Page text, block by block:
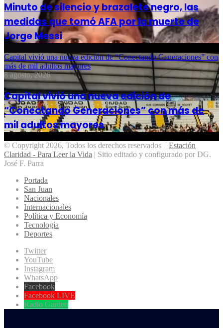
Minuto de silencio y brazalete negro, las
medidas que tomó AFA por la muerte de
Jorge Messi
Capital vivió una nueva edición de “Conectando Generaciones” con
más de mil adultos mayores
8 agosto, 2026
Capital vivió una nueva edición de
“Conectando Generaciones” con más de
mil adultos mayores
© Copyright 2026, Todos los derechos reservados | Estación
Claridad - Para Leer la Vida | Sitio editado y configurado por DG.
José F. Parra
Portada
San Juan
Nacionales
Internacionales
Política y Economía
Tecnología
Deportes
Twitter
YouTube
Instagram
WhatsApp
Facebook
Facebook LIVE
Radio Garden